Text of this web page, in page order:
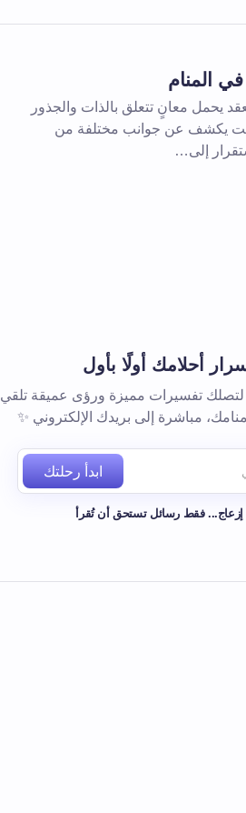
المنام
يحمل معانٍ تتعلق بالذات والجذور
يكشف عن جوانب مختلفة من
إلى…
أحلامك أولًا بأول
لتصلك تفسيرات مميزة ورؤى عميقة تلقي
مباشرة إلى بريدك الإلكتروني ✨
ابدأ رحلتك
إزعاج... فقط رسائل تستحق أن تُقرأ